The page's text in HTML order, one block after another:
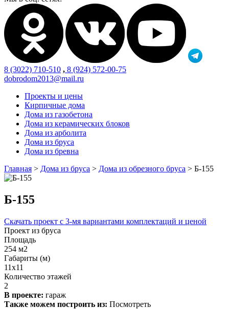
8 (3022) 710-510 , 8 (924) 572-00-75
dobrodom2013@mail.ru
Проекты и цены
Кирпичные дома
Дома из газобетона
Дома из керамических блоков
Дома из арболита
Дома из бруса
Дома из бревна
Главная > Дома из бруса > Дома из обрезного бруса > Б-155
Б-155
Скачать проект с 3-мя вариантами комплектаций и ценой
Проект из бруса
Площадь
254 м2
Габариты (м)
11х11
Количество этажей
2
В проекте: гараж
Также можем построить из: Посмотреть